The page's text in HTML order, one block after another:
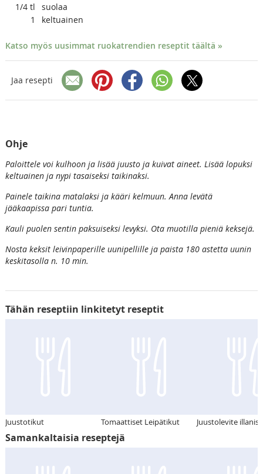
1/4 tl
suolaa
1
keltuainen
Katso myös uusimmat ruokatrendien reseptit täältä »
Jaa resepti
Ohje
Paloittele voi kulhoon ja lisää juusto ja kuivat aineet. Lisää lopuksi
keltuainen ja nypi tasaiseksi taikinaksi.
Painele taikina matalaksi ja kääri kelmuun. Anna levätä
jääkaapissa pari tuntia.
Kauli puolen sentin paksuiseksi levyksi. Ota muotilla pieniä keksejä.
Nosta keksit leivinpaperille uunipellille ja paista 180 astetta uunin
keskitasolla n. 10 min.
Tähän reseptiin linkitetyt reseptit
Juustotikut Tomaattiset Leipätikut Juustolevite
Samankaltaisia reseptejä